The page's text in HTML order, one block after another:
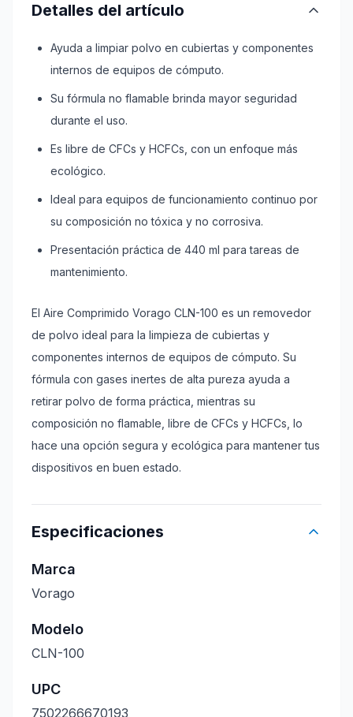
Detalles del artículo
Ayuda a limpiar polvo en cubiertas y componentes
internos de equipos de cómputo.
Su fórmula no flamable brinda mayor seguridad
durante el uso.
Es libre de CFCs y HCFCs, con un enfoque más
ecológico.
Ideal para equipos de funcionamiento continuo por
su composición no tóxica y no corrosiva.
Presentación práctica de 440 ml para tareas de
mantenimiento.
El Aire Comprimido Vorago CLN-100 es un removedor
de polvo ideal para la limpieza de cubiertas y
componentes internos de equipos de cómputo. Su
fórmula con gases inertes de alta pureza ayuda a
retirar polvo de forma práctica, mientras su
composición no flamable, libre de CFCs y HCFCs, lo
hace una opción segura y ecológica para mantener tus
dispositivos en buen estado.
Especificaciones
Marca
Vorago
Modelo
CLN-100
UPC
7502266670193